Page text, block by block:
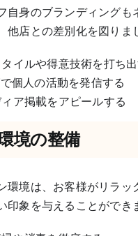
自身のブランディング
他店との差別化を図りま
イルや得意技術を打ち
個人の活動を発信する
ア掲載をアピールする
境の整備
環境は、お客様がリラ
印象を与えることができ